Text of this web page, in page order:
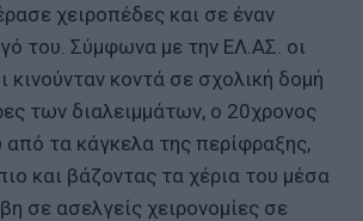
χειροπέδες και σε έναν
του. Σύμφωνα με την ΕΛ.ΑΣ. οι
κινούνταν κοντά σε σχολική δομή
των διαλειμμάτων, ο 20χρονος
τα κάγκελα της περίφραξης,
και βάζοντας τα χέρια του μέσα
σε ασελγείς χειρονομίες σε